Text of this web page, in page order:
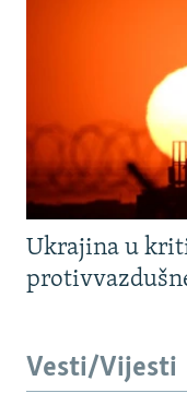
Ukrajina u
Vesti/Vijesti